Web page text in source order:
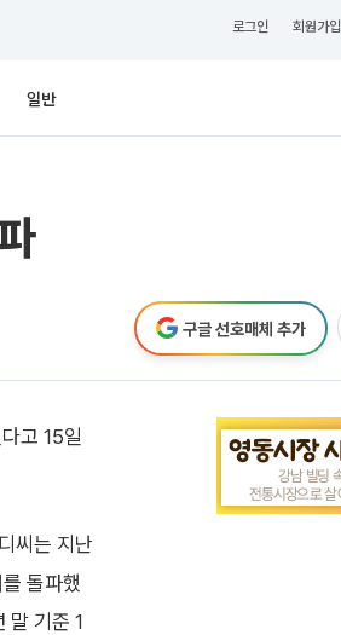
로그인 회원가입
일반
구글 선호매체 추가
고 15일
씨는 지난
돌파했
말 기준 1